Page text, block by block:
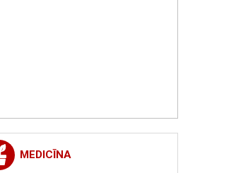
MEDICĪNA